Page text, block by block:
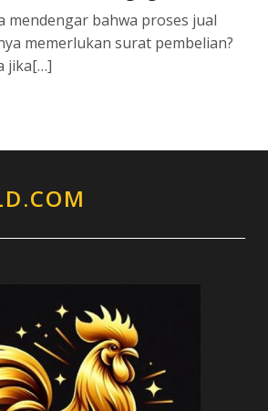
mendengar bahwa proses jual
memerlukan surat pembelian?
jika[…]